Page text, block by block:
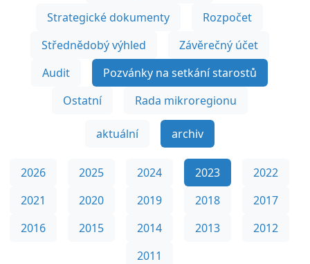
Strategické dokumenty
Rozpočet
Střednědobý výhled
Závěrečný účet
Audit
Pozvánky na setkání starostů
Ostatní
Rada mikroregionu
aktuální archiv
2026 2025 2024 2023
2022
2021
2020 2019 2018
2017
2016
2015 2014 2013
2012
2011